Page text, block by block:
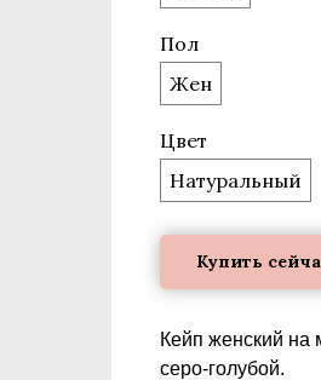
Пол
Жен
Цвет
Натуральный
Купить
Кейп женский на
серо-голубой.